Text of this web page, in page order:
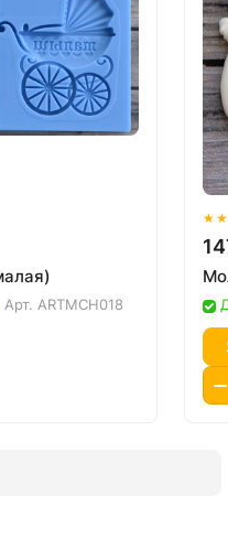
Арт. ARTMCH018